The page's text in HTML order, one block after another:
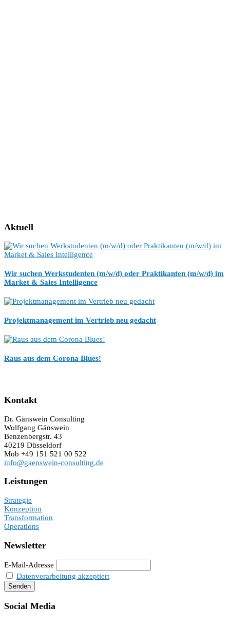
Aktuell
Wir suchen Werkstudenten (m/w/d) oder Praktikanten (m/w/d) im
Market & Sales Intelligence
Projektmanagement im Vertrieb neu gedacht
Raus aus dem Corona Blues!
Kontakt
Dr. Gänswein Consulting
Wolfgang Gänswein
Benzenbergstr. 43
40219 Düsseldorf
Mob +49 151 521 00 522
info@gaenswein-consulting.de
Leistungen
Strategie
Konzeption
Transformation
Operations
Newsletter
E-Mail-Adresse
Datenverarbeitung akzeptiert
Social Media